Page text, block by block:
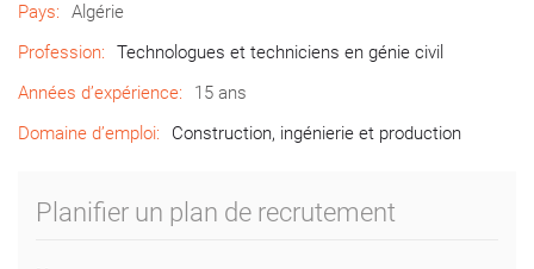
Pays:
Algérie
Profession:
Technologues et techniciens en génie civil
Années d’expérience:
15 ans
Domaine d’emploi:
Construction, ingénierie et production
Planifier un plan de recrutement